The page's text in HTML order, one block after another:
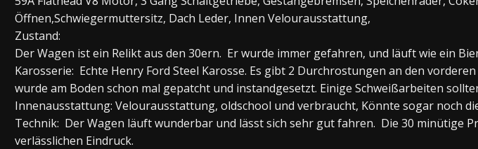
Öffnen,Schwiegermuttersitz, Dach Leder, Innen Velourausstattung,
Zustand:
Der Wagen ist ein Relikt aus den 30ern. Er wurde immer gefahren, und läuft wie ein
Karosserie: Echte Henry Ford Steel Karosse. Es gibt 2 Durchrostungen an den
wurde am Boden schon mal gepatcht und instandgesetzt. Einige Schweißarbeiten
Innenausstattung: Velourausstattung, oldschool und verbraucht, Könnte sogar noch
Technik: Der Wagen läuft wunderbar und lässt sich sehr gut fahren. Die 30 minütige
verlässlichen Eindruck.